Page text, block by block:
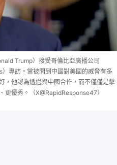
Trump）接受哥倫比亞廣播公司
專訪。當被問到中國對美國的威脅有多
，他認為透過與中國合作，而不僅僅是擊
更優秀。（X@RapidResponse47）